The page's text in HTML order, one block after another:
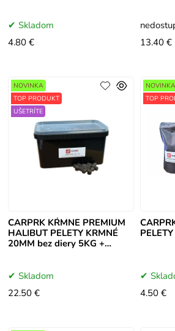
Skladom
4.80 €
13.40 €
CARPRK KŔMNE PREMIUM
HALIBUT PELETY KRMNÉ
20MM bez diery 5KG +
NOVINKA
TOP PRODUKT
UŠETRÍTE
Skladom
22.50 €
NOVINKA
TOP
4.50 €